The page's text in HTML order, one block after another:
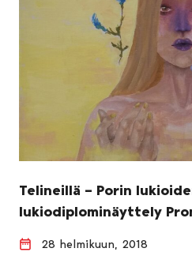
Telineillä – Porin
lukiodiplominäyttely
28 helmikuun, 2018